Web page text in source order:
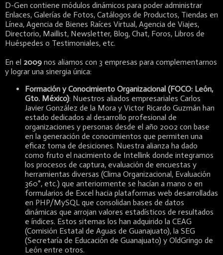
D-Gen contiene módulos dinámicos para poder administrar
Enlaces, Galerías de Fotos, Catálogos de Productos, Tiendas en
Línea, Agencia de Bienes Raíces Virtual, Agencia de Viajes,
Directorio, Maillist, Newsletter, Blog, Chat, Foros, Libros de
Huéspedes o Testimoniales, etc.
En el 2009 nos aliamos con 3 empresas para complementarnos
y lograr una sinergia única:
Formación y Conocimiento Organizacional (FOCO: León,
Gto. México): Nuestros aliados empresariales Carlos
Javier González de la Mora y Victor Ricardo Guzmán han
estado dedicados al desarrollo profesional de
organizaciones y personas desde el año 2002 con base
en la generación de conocimientos que permiten una
eficaz toma de desiciones. Nuestra alianza ha dado
como fruto el nacimiento de Intellink donde integramos
los procesos de captura, evaluación de encuestas y
herramientas diversas (Clima Organizacional, Evaluación
360°, etc.) que anteriormente se hacían a mano o en
formularios de Excel hacia plataformas web desarrolladas
en PHP/MySQL que consolidan bases de datos
dinámicas que arrojan valores estadísticos de resultados
e índices. Estos sitemas los han adquirido la CEAG
(Comisión Estatal de Aguas de Guanajuato), la SEG
(Secretaría de Educación de Guanajuato) y OldGringo de
León entre otros.